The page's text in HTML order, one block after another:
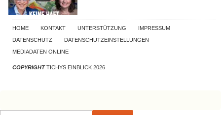
HOME KONTAKT UNTERSTÜTZUNG
IMPRESSUM
DATENSCHUTZ
DATENSCHUTZEINSTELLUNGEN
MEDIADATEN ONLINE
COPYRIGHTTICHYS EINBLICK 2026